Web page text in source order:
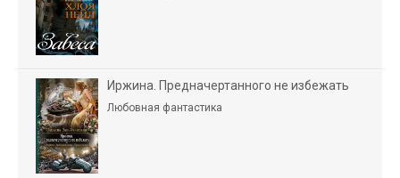
Иржина. Предначертанного не избежать
Любовная фантастика